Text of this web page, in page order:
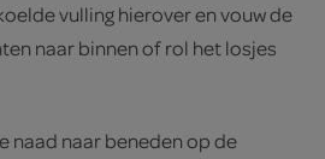
vulling hierover en vouw de
naar binnen of rol het losjes
naad naar beneden op de